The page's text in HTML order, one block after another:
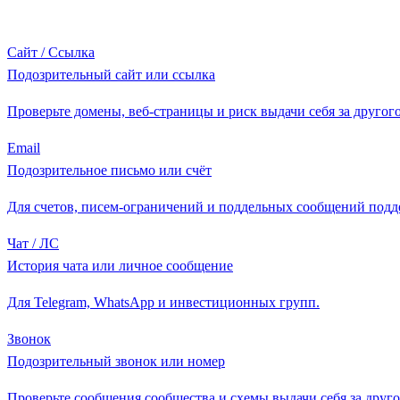
Сайт / Ссылка
Подозрительный сайт или ссылка
Проверьте домены, веб-страницы и риск выдачи себя за
Email
Подозрительное письмо или счёт
Для счетов, писем-ограничений и поддельных сообщений
Чат / ЛС
История чата или личное сообщение
Для Telegram, WhatsApp и инвестиционных групп.
Звонок
Подозрительный звонок или номер